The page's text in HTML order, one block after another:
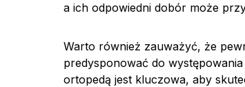
a ich odpowiedni dobór może
Warto również zauważyć, że
predysponować do występowania
ortopedą jest kluczowa, aby